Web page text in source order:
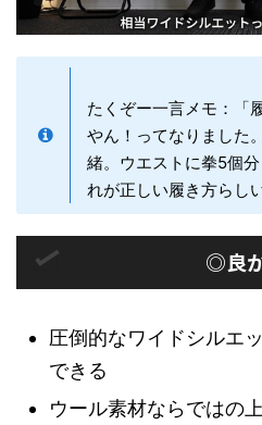
たくぞー一言メモ：「
やん！ってなりました
緒。ウエストに拳5個
れが正しい履き方らし
◎良
圧倒的なワイドシルエ
できる
ウール素材ならではの